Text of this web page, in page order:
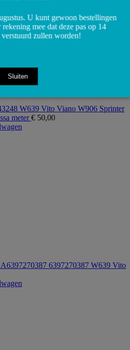
W639 Vito Viano W906 Sprinter
meter€ 50,00
A6397270387 6397270387 W639 Vito
U kunt gewoon bestellingen
mee dat deze pas op 14
verstuurd zullen worden!
Sluiten